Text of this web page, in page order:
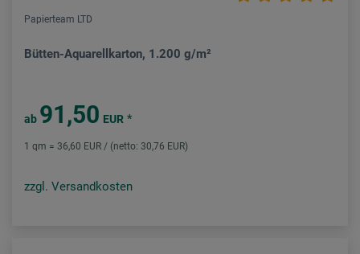
Papierteam LTD
Bütten-Aquarellkarton, 1.200 g/m²
ab 91,50 EUR *
1 qm = 36,60 EUR / (netto: 30,76 EUR)
zzgl. Versandkosten